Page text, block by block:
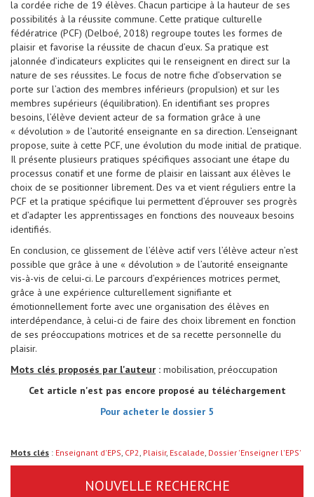
la cordée riche de 19 élèves. Chacun participe à la hauteur de ses
possibilités à la réussite commune. Cette pratique culturelle
fédératrice (PCF) (Delboé, 2018) regroupe toutes les formes de
plaisir et favorise la réussite de chacun d’eux. Sa pratique est
jalonnée d’indicateurs explicites qui le renseignent en direct sur la
nature de ses réussites. Le focus de notre fiche d’observation se
porte sur l’action des membres inférieurs (propulsion) et sur les
membres supérieurs (équilibration). En identifiant ses propres
besoins, l’élève devient acteur de sa formation grâce à une
« dévolution » de l’autorité enseignante en sa direction. L’enseignant
propose, suite à cette PCF, une évolution du mode initial de pratique.
Il présente plusieurs pratiques spécifiques associant une étape du
processus conatif et une forme de plaisir en laissant aux élèves le
choix de se positionner librement. Des va et vient réguliers entre la
PCF et la pratique spécifique lui permettent d’éprouver ses progrès
et d’adapter les apprentissages en fonctions des nouveaux besoins
identifiés.
En conclusion, ce glissement de l’élève actif vers l’élève acteur n’est
possible que grâce à une « dévolution » de l’autorité enseignante
vis-à-vis de celui-ci. Le parcours d’expériences motrices permet,
grâce à une expérience culturellement signifiante et
émotionnellement forte avec une organisation des élèves en
interdépendance, à celui-ci de faire des choix librement en fonction
de ses préoccupations motrices et de sa recette personnelle du
plaisir.
Mots clés proposés par l'auteur : mobilisation, préoccupation
Cet article n'est pas encore proposé au téléchargement
Pour acheter le dossier 5
Mots clés : Enseignant d'EPS, CP2, Plaisir, Escalade, Dossier 'Enseigner l'EPS'
NOUVELLE RECHERCHE